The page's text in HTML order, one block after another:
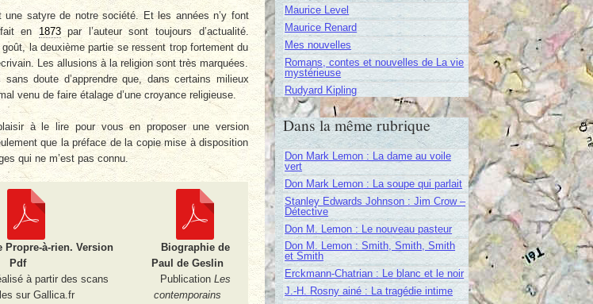
une satyre de notre société. Et les années n’y font
fait en1873par l’auteur sont toujours d’actualité.
la deuxième partie se ressent trop fortement du
Les allusions à la religion sont très marquées.
doute d’apprendre que, dans certains milieux
venu de faire étalage d’une croyance religieuse.
à le lire pour vous en proposer une version
que la préface de la copie mise à disposition
qui ne m’est pas connu.
Propre-à-rien. Version
Pdf
à partir des scans
sur Gallica.fr
Biographie de
Paul de Geslin
Publication Les
contemporains
Maurice Level
Maurice Renard
Mes nouvelles
Romans, contes et nouvelles de La vie
mystérieuse
Rudyard Kipling
Dans la même rubrique
Don Mark Lemon : La dame au voile
vert
Don Mark Lemon : La soupe qui parlait
Stanley Edwards Johnson : Jim Crow –
Détective
Don M. Lemon : Le nouveau pasteur
Don M. Lemon : Smith, Smith, Smith
et Smith
Erckmann-Chatrian : Le blanc et le noir
J.-H. Rosny ainé : La tragédie intime